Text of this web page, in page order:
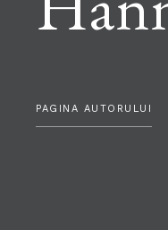
PAGINA AUTORULUI